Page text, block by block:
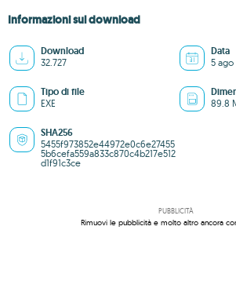
Informazioni sul download
Download
32.727
Data
5 ago
Tipo di file
EXE 89.8
SHA256
5455f973852e44972e0c6e27455
5b6cefa559a833c870c4b217e512
d1f91c3ce
PUBBLICITÀ
Rimuovi le pubblicità e molto altro ancora